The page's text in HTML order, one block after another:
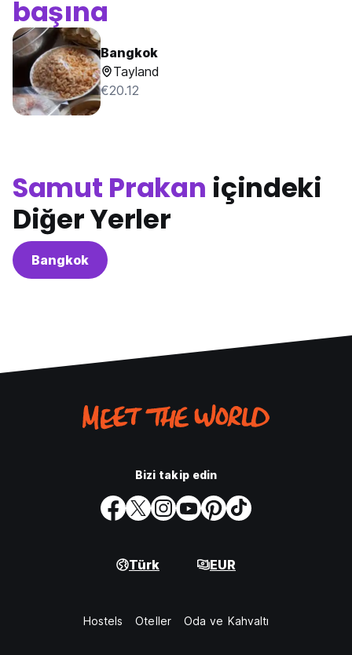
başına
Bangkok
Tayland
€20.12
Samut Prakan içindeki
Diğer Yerler
Bangkok
Bizi takip edin
Türk EUR
Hostels Oteller Oda ve Kahvaltı